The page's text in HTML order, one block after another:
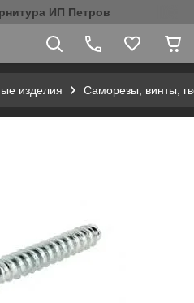
ИП Петров
изделия Саморезы, винты,